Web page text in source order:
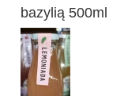
bazylią 500ml